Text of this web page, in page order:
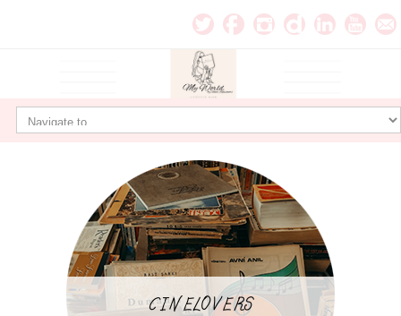
CINELOVERS